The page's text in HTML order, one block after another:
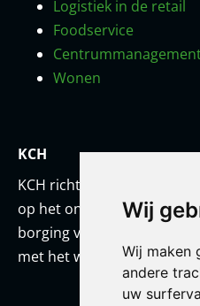
Wij
Wij maken
andere
uw
Logistiek in de retail
Foodservice
Wonen
KCH
KCH richt zich met een
op het ontwikkelen van
borging van kwaliteit. KCH
met het werkveld en/of